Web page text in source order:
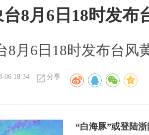
8月6日18时发布
8月6日18时发布台风
06 18:34 分享
“白海豚”或登陆